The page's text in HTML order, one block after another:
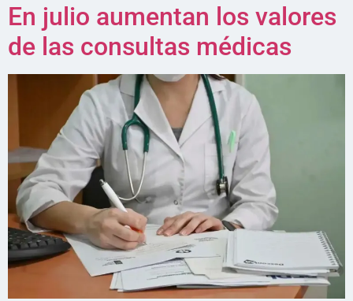
En julio aumentan los valores
de las consultas médicas